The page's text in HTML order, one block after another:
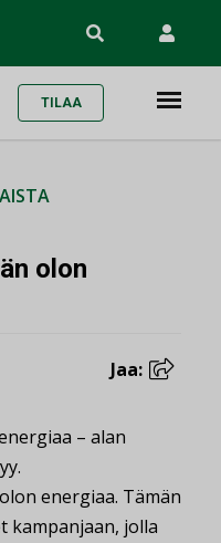
TILAA
olon
Jaa:
– alan
energiaa. Tämän
kampanjaan, jolla